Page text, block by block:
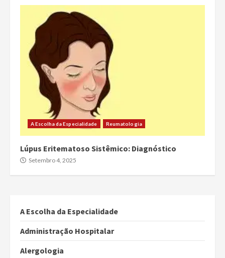
A Escolha da Especialidade Reumatologia
Lúpus Eritematoso Sistêmico: Diagnóstico
Setembro 4, 2025
A Escolha da Especialidade
Administração Hospitalar
Alergologia